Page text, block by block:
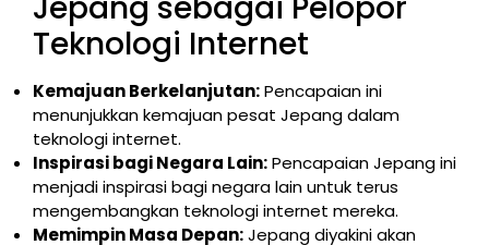
Teknologi Internet
Kemajuan Berkelanjutan:Pencapaian ini
menunjukkan kemajuan pesat Jepang dalam
teknologi internet.
Inspirasi bagi Negara Lain:Pencapaian Jepang ini
menjadi inspirasi bagi negara lain untuk terus
mengembangkan teknologi internet mereka.
Memimpin Masa Depan:Jepang diyakini akan